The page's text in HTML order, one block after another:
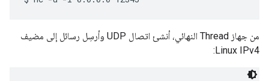
من جهاز Thread النهائي، أنشئ اتصال UDP وأرسِل رسائل إلى مضيف
Linux IPv4: